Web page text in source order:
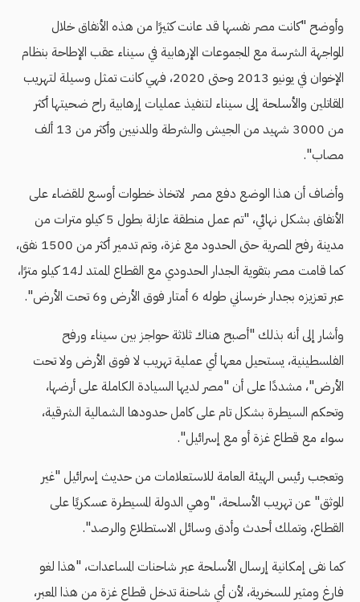
وأوضح "كانت مصر نفسها قد عانت كثيرًا من هذه الأنفاق خلال
المواجهة الشرسة مع المجموعات الإرهابية في سيناء عقب الإطاحة بنظام
الإخوان في يونيو 2013 وحتى 2020، فهي كانت تمثل وسيلة لتهريب
المقاتلين والأسلحة إلى سيناء لتنفيذ عمليات إرهابية راح ضحيتها أكثر
من 3000 شهيد من الجيش والشرطة والمدنيين وأكثر من 13 ألف
مصاب".
وأضاف أن هذا الوضع دفع مصر لاتخاذ خطوات أوسع للقضاء على
الأنفاق بشكل نهائي، "تم عمل منطقة عازلة بطول 5 كيلو مترات من
مدينة رفح المصرية حتى الحدود مع غزة، وتم تدمير أكثر من 1500 نفق،
كما قامت مصر بتقوية الجدار الحدودي مع القطاع الممتد لـ14 كيلو مترًا،
عبر تعزيزه بجدار خرساني طوله 6 أمتار فوق الأرض و6 تحت الأرض".
وأشار إلى أنه بذلك "أصبح هناك ثلاثة حواجز بين سيناء ورفح
الفلسطينية، يستحيل معها أي عملية تهريب لا فوق الأرض ولا تحت
الأرض"، مشددًا على أن "مصر لديها السيادة الكاملة على أرضها،
وتحكم السيطرة بشكل تام على كامل حدودها الشمالية الشرقية،
سواء مع قطاع غزة أو مع إسرائيل".
وتعجب رئيس الهيئة العامة للاستعلامات من حديث إسرائيل "غير
الموثق" عن تهريب الأسلحة، "وهي الدولة المسيطرة عسكريًا على
القطاع، وتملك أحدث وأدق وسائل الاستطلاع والرصد".
كما نفى إمكانية إرسال الأسلحة عبر شاحنات المساعدات، "هذا لغو
فارغ ومثير للسخرية، لأن أي شاحنة تدخل قطاع غزة من هذا المعبر،